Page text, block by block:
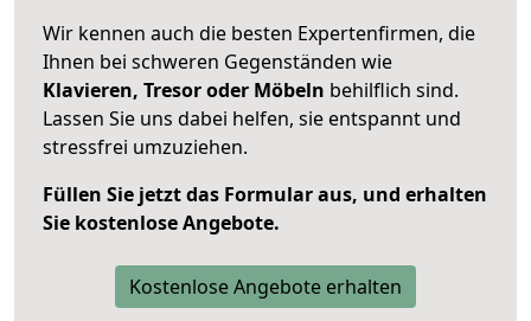
Wir kennen auch die besten Expertenfirmen, die
Ihnen bei schweren Gegenständen wie
Klavieren, Tresor oder Möbeln behilflich sind.
Lassen Sie uns dabei helfen, sie entspannt und
stressfrei umzuziehen.
Füllen Sie jetzt das Formular aus, und erhalten
Sie kostenlose Angebote.
Kostenlose Angebote erhalten